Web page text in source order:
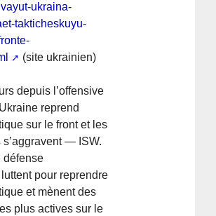
ukraina-
takticheskuyu-
(site ukrainien)
depuis l’offensive
reprend
sur le front et les
s’aggravent — ISW.
défense
pour reprendre
et mènent des
plus actives sur le